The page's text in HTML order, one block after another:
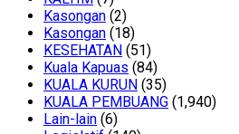
Kasongan (2)
Kasongan (18)
KESEHATAN (51)
Kuala Kapuas (84)
KUALA KURUN (35)
KUALA PEMBUANG (1,940)
Lain-lain (6)